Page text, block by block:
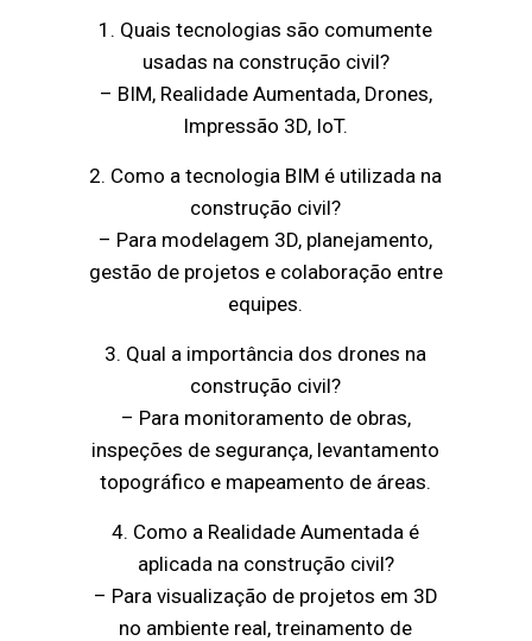
1. Quais tecnologias são comumente
usadas na construção civil?
– BIM, Realidade Aumentada, Drones,
Impressão 3D, IoT.
2. Como a tecnologia BIM é utilizada na
construção civil?
– Para modelagem 3D, planejamento,
gestão de projetos e colaboração entre
equipes.
3. Qual a importância dos drones na
construção civil?
– Para monitoramento de obras,
inspeções de segurança, levantamento
topográfico e mapeamento de áreas.
4. Como a Realidade Aumentada é
aplicada na construção civil?
– Para visualização de projetos em 3D
no ambiente real, treinamento de